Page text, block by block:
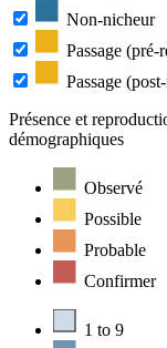
Non-nicheur
Passage
Passage
Présence et
démographiques
Observé
Possible
Probable
Confirmer
1 to 9